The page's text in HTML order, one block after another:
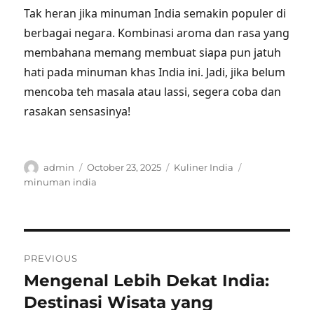
Tak heran jika minuman India semakin populer di
berbagai negara. Kombinasi aroma dan rasa yang
membahana memang membuat siapa pun jatuh
hati pada minuman khas India ini. Jadi, jika belum
mencoba teh masala atau lassi, segera coba dan
rasakan sensasinya!
Author
admin
Posted
on
October 23, 2025 Categories
Kuliner India
minuman india
navigation
PREVIOUS
Previous
post:
Mengenal Lebih Dekat India:
Destinasi Wisata yang